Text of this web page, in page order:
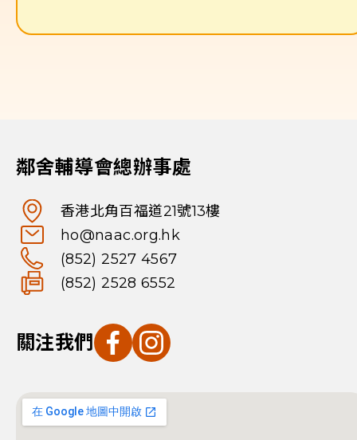
鄰舍輔導會總辦事處
香港北角百福道21號13樓
ho@naac.org.hk
(852) 2527 4567
(852) 2528 6552
關注我們